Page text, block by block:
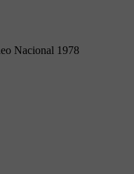
Nacional 1978